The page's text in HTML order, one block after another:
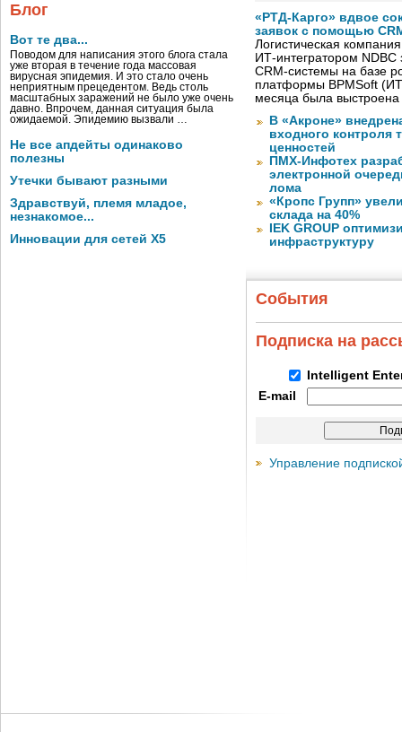
Блог
Вот те два...
Поводом для написания этого блога стала
уже вторая в течение года массовая
вирусная эпидемия. И это стало очень
неприятным прецедентом. Ведь столь
масштабных заражений не было уже очень
давно. Впрочем, данная ситуация была
ожидаемой. Эпидемию вызвали …
Не все апдейты одинаково
полезны
Утечки бывают разными
Здравствуй, племя младое,
незнакомое...
Инновации для сетей X5
«РТД-Карго» вдвое
заявок с помощью
Логистическая
ИТ-интегратором
CRM-системы на базе
платформы BPMSoft
месяца была
В «Акроне»
входного контроля
ценностей
ПМХ-Инфотех
электронной
лома
«Кропс Групп»
склада на 40%
IEK GROUP
инфраструктуру
События
Подписка на
Intelligent
E-mail
Управление